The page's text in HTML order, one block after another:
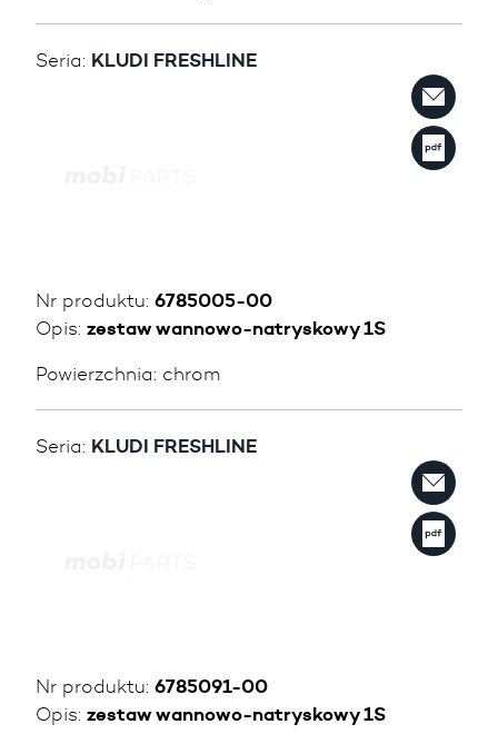
Seria: KLUDI FRESHLINE
Nr produktu: 6785005-00
Opis: zestaw wannowo-natryskowy 1S
Powierzchnia: chrom
Seria: KLUDI FRESHLINE
Nr produktu: 6785091-00
Opis: zestaw wannowo-natryskowy 1S